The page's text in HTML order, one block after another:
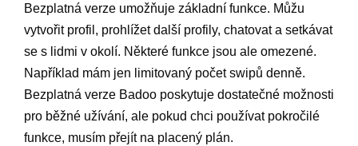
Bezplatná verze umožňuje základní funkce. Můžu
vytvořit profil, prohlížet další profily, chatovat a setkávat
se s lidmi v okolí. Některé funkce jsou ale omezené.
Například mám jen limitovaný počet swipů denně.
Bezplatná verze Badoo poskytuje dostatečné možnosti
pro běžné užívání, ale pokud chci používat pokročilé
funkce, musím přejít na placený plán.